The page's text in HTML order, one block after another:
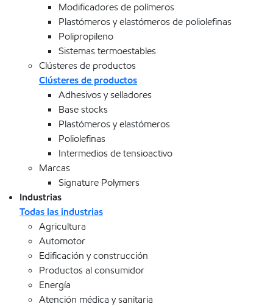
Modificadores de polímeros
Plastómeros y elastómeros de poliolefinas
Polipropileno
Sistemas termoestables
Clústeres de productos
Clústeres de productos
Adhesivos y selladores
Base stocks
Plastómeros y elastómeros
Poliolefinas
Intermedios de tensioactivo
Marcas
Signature Polymers
Industrias
Todas las industrias
Agricultura
Automotor
Edificación y construcción
Productos al consumidor
Energía
Atención médica y sanitaria